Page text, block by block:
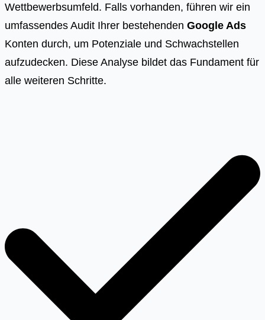
Wettbewerbsumfeld. Falls vorhanden, führen wir ein
umfassendes Audit Ihrer bestehenden Google Ads
Konten durch, um Potenziale und Schwachstellen
aufzudecken. Diese Analyse bildet das Fundament für
alle weiteren Schritte.